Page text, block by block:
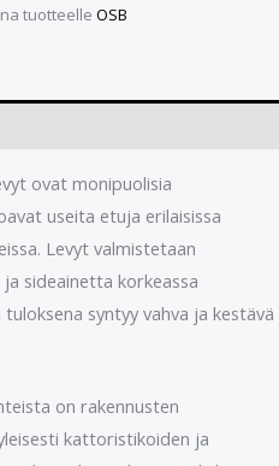
tuotteelle OSB
ovat monipuolisia
useita etuja erilaisissa
Levyt valmistetaan
sideainetta korkeassa
syntyy vahva ja kestävä
on rakennusten
kattoristikoiden ja